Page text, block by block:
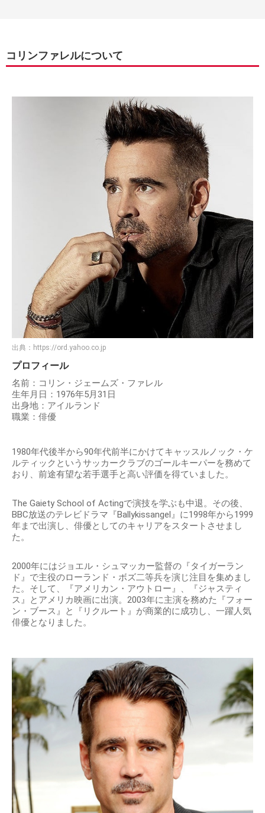
コリンファレルについて
出典： https://ord.yahoo.co.jp
プロフィール
名前：コリン・ジェームズ・ファレル
生年月日：1976年5月31日
出身地：アイルランド
職業：俳優
1980年代後半から90年代前半にかけてキャッスルノック・ケ
ルティックというサッカークラブのゴールキーパーを務めて
おり、前途有望な若手選手と高い評価を得ていました。
The Gaiety School of Actingで演技を学ぶも中退。その後、
BBC放送のテレビドラマ『Ballykissangel』に1998年から1999
年まで出演し、俳優としてのキャリアをスタートさせまし
た。
2000年にはジョエル・シュマッカー監督の『タイガーラン
ド』で主役のローランド・ボズ二等兵を演じ注目を集めまし
た。そして、『アメリカン・アウトロー』、『ジャスティ
ス』とアメリカ映画に出演。2003年に主演を務めた『フォー
ン・ブース』と『リクルート』が商業的に成功し、一躍人気
俳優となりました。